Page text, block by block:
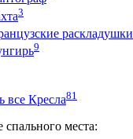
3
раскладушки
9
все Кресла81
места: